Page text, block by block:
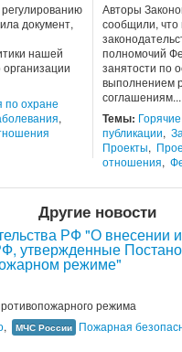
документ,
нашей
по охране
,
Авторы
сообщили,
полномочий
занятости по
выполнением
соглашениям...
Темы:
публикации,
Проекты,
отношения,
Другие новости
РФ "О внесении
утвержденные
режиме"
режима
, МЧС России Пожарная